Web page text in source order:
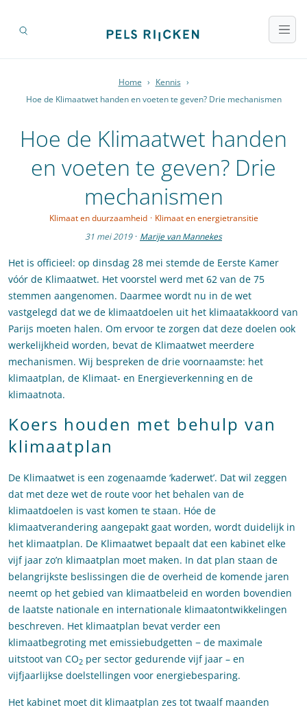
Home › Kennis ›
Hoe de Klimaatwet handen en voeten te geven? Drie mechanismen
Hoe de Klimaatwet handen
en voeten te geven? Drie
mechanismen
Klimaat en duurzaamheid · Klimaat en energietransitie
31 mei 2019 · Marije van Mannekes
Het is officieel: op dinsdag 28 mei stemde de Eerste Kamer
vóór de Klimaatwet. Het voorstel werd met 62 van de 75
stemmen aangenomen. Daarmee wordt nu in de wet
vastgelegd dat we de klimaatdoelen uit het klimaatakkoord van
Parijs moeten halen. Om ervoor te zorgen dat deze doelen ook
werkelijkheid worden, bevat de Klimaatwet meerdere
mechanismen. Wij bespreken de drie voornaamste: het
klimaatplan, de Klimaat- en Energieverkenning en de
klimaatnota.
Koers houden met behulp van
klimaatplan
De Klimaatwet is een zogenaamde ‘kaderwet’. Dat wil zeggen
dat met deze wet de route voor het behalen van de
klimaatdoelen is vast komen te staan. Hóe de
klimaatverandering aangepakt gaat worden, wordt duidelijk in
het klimaatplan. De Klimaatwet bepaalt dat een kabinet elke
vijf jaar zo’n klimaatplan moet maken. In dat plan staan de
belangrijkste beslissingen die de overheid de komende jaren
neemt op het gebied van klimaatbeleid en worden bovendien
de laatste nationale en internationale klimaatontwikkelingen
beschreven. Het klimaatplan bevat verder een
klimaatbegroting met emissiebudgetten − de maximale
uitstoot van CO2 per sector gedurende vijf jaar – en
vijfjaarlijkse doelstellingen voor energiebesparing.
Het kabinet moet dit klimaatplan zes tot twaalf maanden